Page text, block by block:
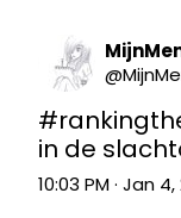
@
in de
10:03 PM · Jan